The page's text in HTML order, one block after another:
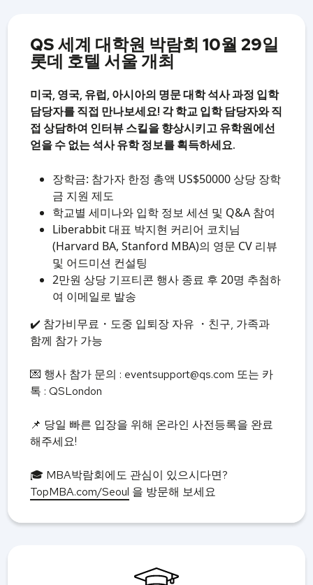
QS 세계 대학원 박람회 10월 29일
롯데 호텔 서울 개최
미국, 영국, 유럽, 아시아의 명문 대학 석사 과정 입학
담당자를 직접 만나보세요! 각 학교 입학담당자와 직
접 상담하여 인터뷰 스킬을 향상시키고 유학원에선
얻을 수 없는 석사 유학 정보를 획득하세요.
장학금: 참가자 한정 총액 US$50000 상당 장학
금 지원 제도
학교별 세미나와 입학 정보 세션 및 Q&A 참여
Liberabbit 대표 박지현 커리어 코치님
(Harvard BA, Stanford MBA)의 영문 CV 리뷰
및 어드미션 컨설팅
2만원 상당 기프티콘 행사 종료 후 20명 추첨하
여 이메일로 발송
✔️ 참가비무료・도중 입퇴장 자유 ・친구, 가족과
함께 참가 가능
💌 행사 참가 문의 : eventsupport@qs.com 또는 카
톡 : QSLondon
📌 당일 빠른 입장을 위해 온라인 사전등록을 완료
해주세요!
🎓 MBA박람회에도 관심이 있으시다면?
TopMBA.com/Seoul 을 방문해 보세요